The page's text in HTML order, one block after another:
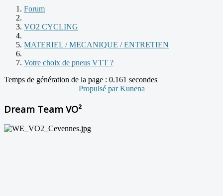
Forum
VO2 CYCLING
MATERIEL / MECANIQUE / ENTRETIEN
Votre choix de pneus VTT ?
Temps de génération de la page : 0.161 secondes
Propulsé parKunena
Dream Team VO²